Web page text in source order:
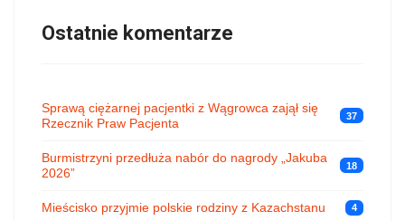
Ostatnie komentarze
Sprawą ciężarnej pacjentki z Wągrowca zajął się
Rzecznik Praw Pacjenta
37
Burmistrzyni przedłuża nabór do nagrody „Jakuba
2026”
18
Mieścisko przyjmie polskie rodziny z Kazachstanu 4